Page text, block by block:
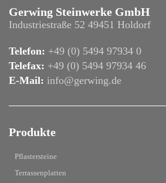
Gerwing Steinwerke GmbH
Industriestraße 52 49451 Holdorf
Telefon: +49 (0) 5494 97934 0
Telefax: +49 (0) 5494 97934 46
E-Mail: info@gerwing.de
Produkte
Pflastersteine
Terrassenplatten